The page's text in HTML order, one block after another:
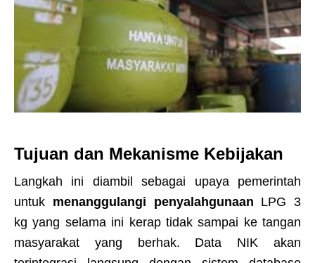
Tujuan dan Mekanisme Kebijakan
Langkah ini diambil sebagai upaya pemerintah
untuk menanggulangi penyalahgunaan LPG 3
kg yang selama ini kerap tidak sampai ke tangan
masyarakat yang berhak. Data NIK akan